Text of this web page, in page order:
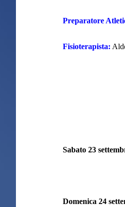
Preparatore
Fisioterapista:
Sabato 23
Domenica 24